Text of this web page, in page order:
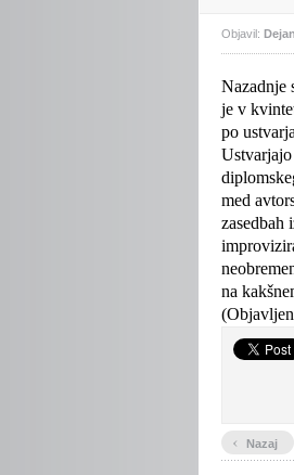
Objavil:
Nazadnje
je v
po
Ustvarjajo
med
zasedbah
na
‹ Nazaj